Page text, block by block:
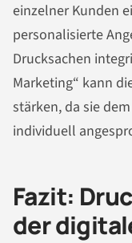
einzelner Kunden
personalisierte
Drucksachen
Marketing“ kann
stärken, da sie
individuell
Fazit:
der